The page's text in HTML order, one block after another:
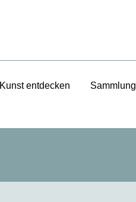
Kunst entdecken Sammlung